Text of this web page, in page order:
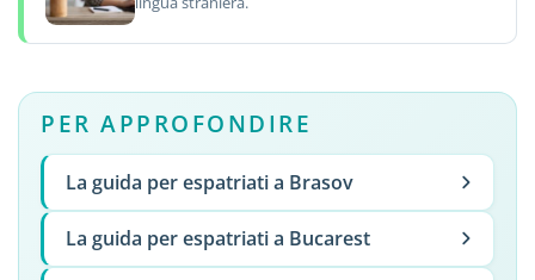
PER APPROFONDIRE
La guida per espatriati a Brasov
La guida per espatriati a Bucarest